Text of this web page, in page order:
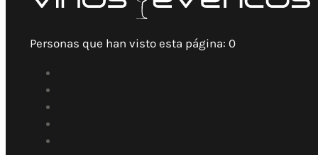
Personas que han visto esta página: 0